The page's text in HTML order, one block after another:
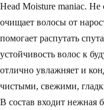
Head Moisture maniac. Не
очищает волосы от
помогает распутать
устойчивость волос к
отлично увлажняет и
чистыми, свежими,
В состав входит нежная